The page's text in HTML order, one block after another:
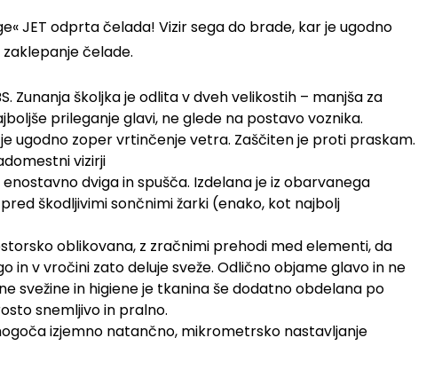
JET odprta čelada! Vizir sega do brade, kar je ugodno
čelade.
Zunanja školjka je odlita v dveh velikostih – manjša za
prileganje glavi, ne glede na postavo voznika.
ugodno zoper vrtinčenje vetra. Zaščiten je proti praskam.
vizirji
dviga in spušča. Izdelana je iz obarvanega
škodljivimi sončnimi žarki (enako, kot najbolj
oblikovana, z zračnimi prehodi med elementi, da
in v vročini zato deluje sveže. Odlično objame glavo in ne
svežine in higiene je tkanina še dodatno obdelana po
snemljivo in pralno.
izjemno natančno, mikrometrsko nastavljanje